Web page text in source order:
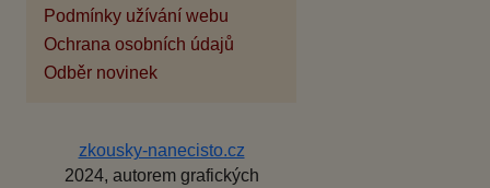
Podmínky užívání webu
Ochrana osobních údajů
Odběr novinek
zkousky-nanecisto.cz
2024, autorem grafických